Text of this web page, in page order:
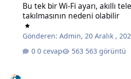
Bu tek bir Wi-Fi ayarı, akıllı
takılmasının nedeni olabilir
Gönderen:Admin,20 Aralık ,
0 cevap
563 görüntü